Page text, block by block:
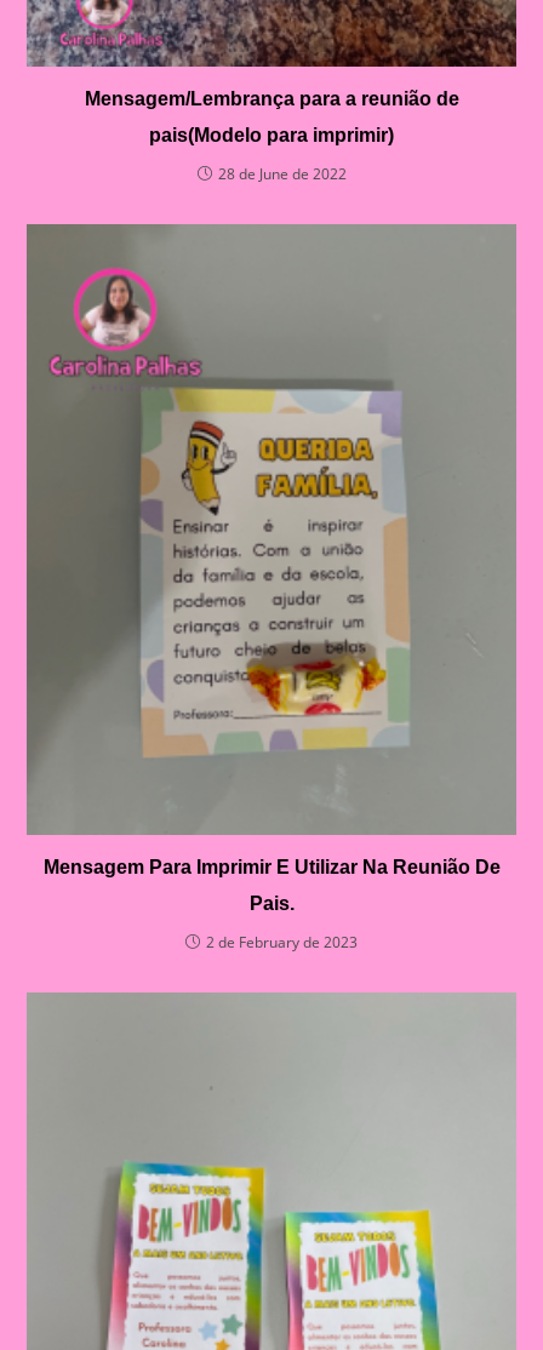
Mensagem/Lembrança para a reunião de
pais(Modelo para imprimir)
28 de June de 2022
Mensagem Para Imprimir E Utilizar Na Reunião De
Pais.
2 de February de 2023